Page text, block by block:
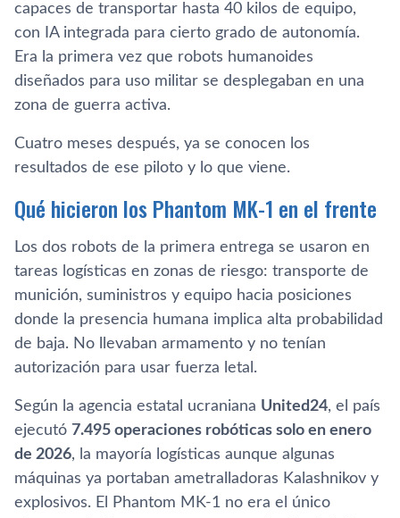
capaces de transportar hasta 40 kilos de equipo,
con IA integrada para cierto grado de autonomía.
Era la primera vez que robots humanoides
diseñados para uso militar se desplegaban en una
zona de guerra activa.
Cuatro meses después, ya se conocen los
resultados de ese piloto y lo que viene.
Qué hicieron los Phantom MK-1 en el frente
Los dos robots de la primera entrega se usaron en
tareas logísticas en zonas de riesgo: transporte de
munición, suministros y equipo hacia posiciones
donde la presencia humana implica alta probabilidad
de baja. No llevaban armamento y no tenían
autorización para usar fuerza letal.
Según la agencia estatal ucraniana United24, el país
ejecutó 7.495 operaciones robóticas solo en enero
de 2026, la mayoría logísticas aunque algunas
máquinas ya portaban ametralladoras Kalashnikov y
explosivos. El Phantom MK-1 no era el único